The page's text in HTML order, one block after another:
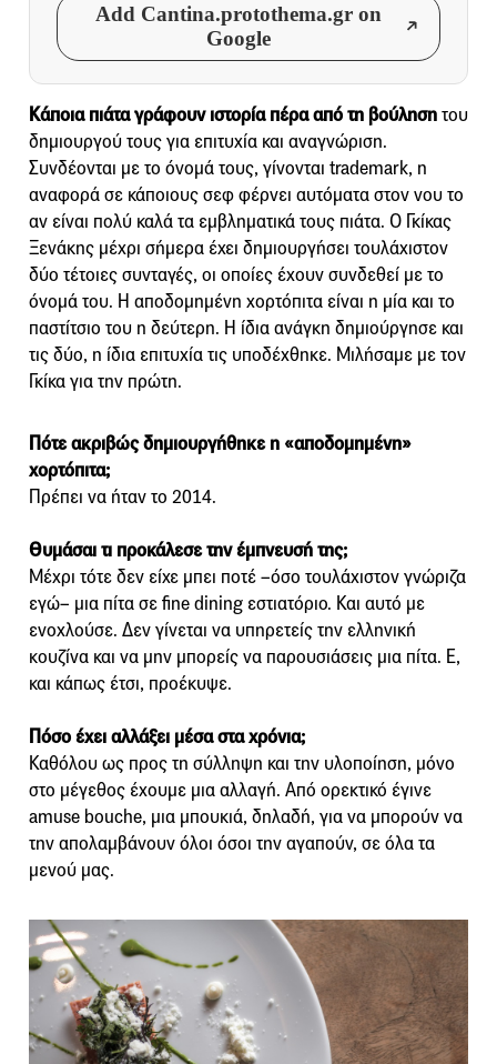
Add Cantina.protothema.gr on
Google
Kάποια πιάτα γράφουν ιστορία πέρα από τη βούλησητου
δημιουργού τους για επιτυχία και αναγνώριση.
Συνδέονται με το όνομά τους, γίνονται trademark, η
αναφορά σε κάποιους σεφ φέρνει αυτόματα στον νου το
αν είναι πολύ καλά τα εμβληματικά τους πιάτα. Ο Γκίκας
Ξενάκης μέχρι σήμερα έχει δημιουργήσει τουλάχιστον
δύο τέτοιες συνταγές, οι οποίες έχουν συνδεθεί με το
όνομά του. Η αποδομημένη χορτόπιτα είναι η μία και το
παστίτσιο του η δεύτερη. Η ίδια ανάγκη δημιούργησε και
τις δύο, η ίδια επιτυχία τις υποδέχθηκε. Μιλήσαμε με τον
Γκίκα για την πρώτη.
Πότε ακριβώς δημιουργήθηκε η «αποδομημένη»
χορτόπιτα;
Πρέπει να ήταν το 2014.
Θυμάσαι τι προκάλεσε την έμπνευσή της;
Μέχρι τότε δεν είχε μπει ποτέ –όσο τουλάχιστον γνώριζα
εγώ– μια πίτα σε fine dining εστιατόριο. Και αυτό με
ενοχλούσε. Δεν γίνεται να υπηρετείς την ελληνική
κουζίνα και να μην μπορείς να παρουσιάσεις μια πίτα. Ε,
και κάπως έτσι, προέκυψε.
Πόσο έχει αλλάξει μέσα στα χρόνια;
Καθόλου ως προς τη σύλληψη και την υλοποίηση, μόνο
στο μέγεθος έχουμε μια αλλαγή. Από ορεκτικό έγινε
amuse bouche, μια μπουκιά, δηλαδή, για να μπορούν να
την απολαμβάνουν όλοι όσοι την αγαπούν, σε όλα τα
μενού μας.